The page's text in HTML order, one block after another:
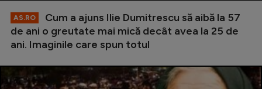
AS.RO
Cum a ajuns Ilie Dumitrescu să aibă la 57
de ani o greutate mai mică decât avea la 25 de
ani. Imaginile care spun totul